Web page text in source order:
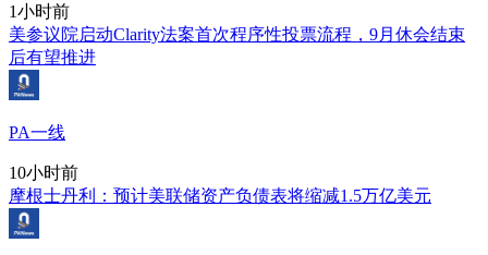
1小时前
美参议院启动Clarity法案首次程序性投票流程，9月休会结束
后有望推进
PA一线
10小时前
摩根士丹利：预计美联储资产负债表将缩减1.5万亿美元